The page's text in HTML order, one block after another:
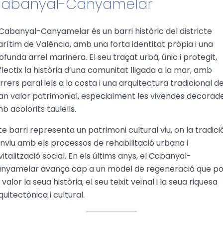
Canyamelar
Canyamelar és un barri històric del districte
de València, amb una forta identitat pròpia i una
arrel marinera. El seu traçat urbà, únic i protegit,
la història d’una comunitat lligada a la mar, amb
paral·lels a la costa i una arquitectura tradicional
valor patrimonial, especialment les vivendes
acolorits taulells.
barri representa un patrimoni cultural viu, on la
amb els processos de rehabilitació urbana i
social. En els últims anys, el Cabanyal-
avança cap a un model de regeneració que
la seua història, el seu teixit veïnal i la seua riquesa
i cultural.